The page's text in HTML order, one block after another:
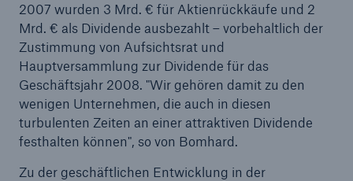
2007 wurden 3 Mrd. € für Aktienrückkäufe und 2
Mrd. € als Dividende ausbezahlt – vorbehaltlich der
Zustimmung von Aufsichtsrat und
Hauptversammlung zur Dividende für das
Geschäftsjahr 2008. "Wir gehören damit zu den
wenigen Unternehmen, die auch in diesen
turbulenten Zeiten an einer attraktiven Dividende
festhalten können", so von Bomhard.
Zu der geschäftlichen Entwicklung in der
Sachdeckung durch einen leistungsfähigen
Rückversicherungspartner